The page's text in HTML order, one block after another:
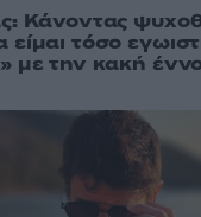
Κάνοντας
τόσο
με την κακή